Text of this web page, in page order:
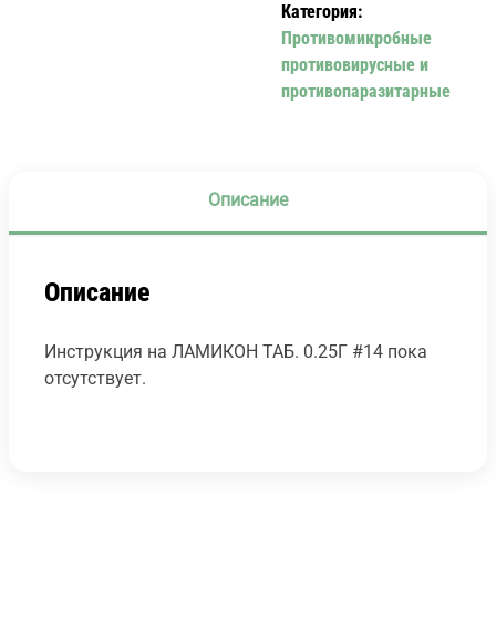
Категория:
Противомикробные
противовирусные и
противопаразитарные
Описание
Описание
Инструкция на ЛАМИКОН ТАБ. 0.25Г #14 пока
отсутствует.